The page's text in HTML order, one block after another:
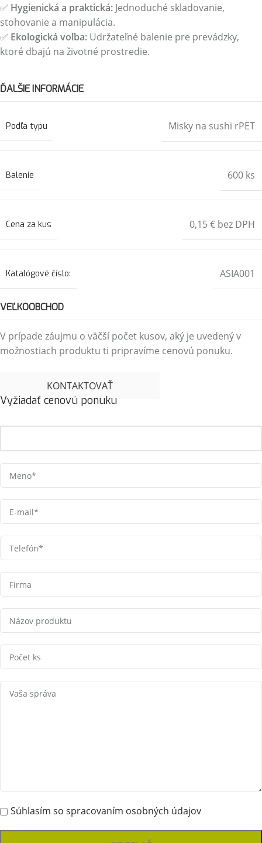
✅ Hygienická a praktická: Jednoduché skladovanie,
stohovanie a manipulácia.
✅ Ekologická voľba: Udržateľné balenie pre prevádzky,
ktoré dbajú na životné prostredie.
ĎALŠIE INFORMÁCIE
Podľa typu Misky na sushi rPET
Balenie 600 ks
Cena za kus 0,15 € bez DPH
Katalógové číslo: ASIA001
VEĽKOOBCHOD
V prípade záujmu o väčší počet kusov, aký je uvedený v
možnostiach produktu ti pripravíme cenovú ponuku.
KONTAKTOVAŤ
Vyžiadať cenovú ponuku
Súhlasím so spracovaním osobných údajov